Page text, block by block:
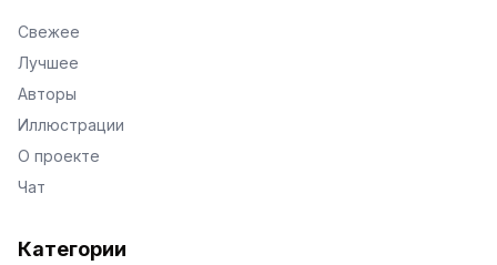
Свежее
Лучшее
Авторы
Иллюстрации
О проекте
Чат
Категории